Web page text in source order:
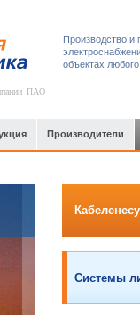
ПАО
Производство и
объектах
Производители
Системы